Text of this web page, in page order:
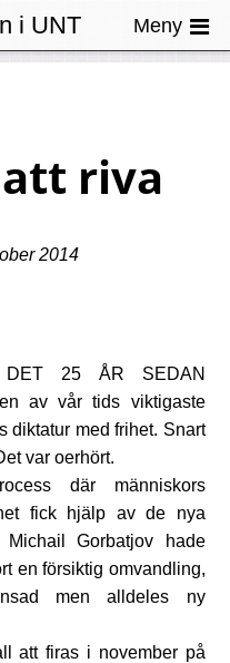
riva
2014
25 år sedan
av vår tids viktigaste
diktatur med frihet. Snart
var oerhört.
där människors
fick hjälp av de nya
Michail Gorbatjov hade
en försiktig omvandling,
men alldeles ny
att firas i november på
i UNT Meny